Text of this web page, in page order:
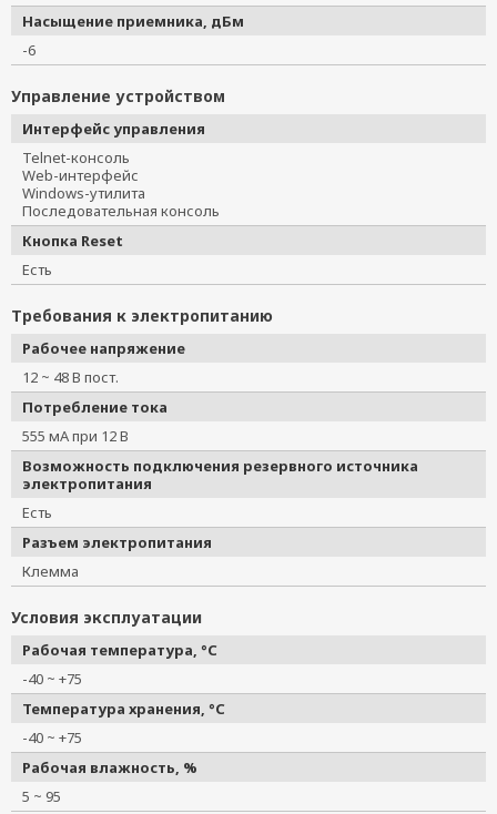
Насыщение приемника, дБм
-6
Управление устройством
Интерфейс управления
Telnet-консоль
Web-интерфейс
Windows-утилита
Последовательная консоль
Кнопка Reset
Есть
Требования к электропитанию
Рабочее напряжение
12 ~ 48 В пост.
Потребление тока
555 мА при 12 В
Возможность подключения резервного источника
электропитания
Есть
Разъем электропитания
Клемма
Условия эксплуатации
Рабочая температура, °C
-40 ~ +75
Температура хранения, °C
-40 ~ +75
Рабочая влажность, %
5 ~ 95